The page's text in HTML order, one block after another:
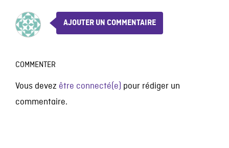
AJOUTER UN COMMENTAIRE
COMMENTER
Vous devez être connecté(e) pour rédiger un
commentaire.